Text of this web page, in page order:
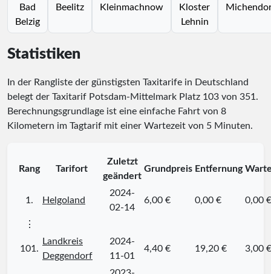
Bad
Belzig
Beelitz Kleinmachnow
Kloster
Lehnin
Statistiken
In der Rangliste der günstigsten Taxitarife in Deutschland
belegt der Taxitarif Potsdam-Mittelmark Platz 103 von 351.
Berechnungsgrundlage ist eine einfache Fahrt von 8
Kilometern im Tagtarif mit einer Wartezeit von 5 Minuten.
Rang Tarifort
Zuletzt
geändert
Grundpreis Entfernung
1. Helgoland
2024-
02-14
6,00 € 0,00 € 0,00 €
⋮
101.
Landkreis
Deggendorf
2024-
11-01
4,40 € 19,20 € 3,00 €